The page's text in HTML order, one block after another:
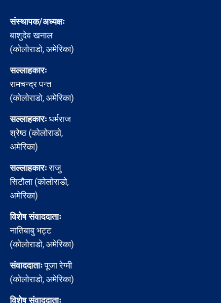
संस्थापक/अध्यक्षः
बाशुदेव खनाल
(कोलोराडो, अमेरिका)
सल्लाहकारः
रामचन्द्र पन्त
(कोलोराडो, अमेरिका)
सल्लाहकारःधर्मराज
श्रेष्ठ (कोलोराडो,
अमेरिका)
सल्लाहकारःराजु
सिटौला (कोलोराडो,
अमेरिका)
विशेष संवाददाताः
नातिबाबु भट्ट
(कोलोराडो, अमेरिका)
संवाददाताःपूजा रेग्मी
(कोलोराडो, अमेरिका)
विशेष संवाददाताः